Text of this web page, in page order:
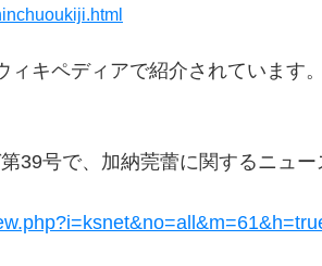
キペディアで紹介されています。
39号で、加納莞蕾に関するニュー